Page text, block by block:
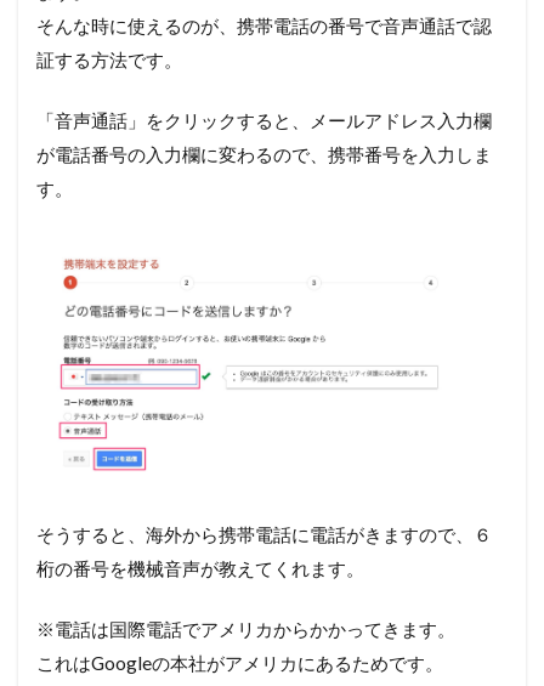
そんな時に使えるのが、携帯電話の番号で音声通話で認
証する方法です。
「音声通話」をクリックすると、メールアドレス入力欄
が電話番号の入力欄に変わるので、携帯番号を入力しま
す。
そうすると、海外から携帯電話に電話がきますので、６
桁の番号を機械音声が教えてくれます。
※電話は国際電話でアメリカからかかってきます。
これはGoogleの本社がアメリカにあるためです。